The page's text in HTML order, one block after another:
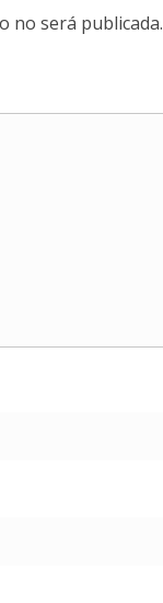
no será publicada.